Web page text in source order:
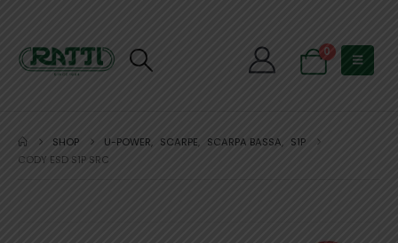
0
SHOP U-POWER, SCARPE, SCARPA BASSA, S1P
CODY ESD S1P SRC